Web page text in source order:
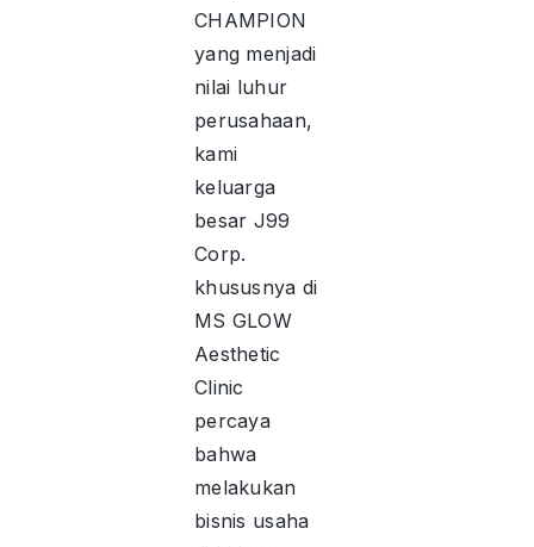
CHAMPION
yang menjadi
nilai luhur
perusahaan,
kami
keluarga
besar J99
Corp.
khususnya di
MS GLOW
Aesthetic
Clinic
percaya
bahwa
melakukan
bisnis usaha